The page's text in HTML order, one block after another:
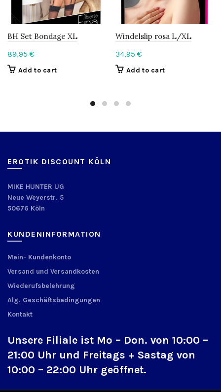
BH Set Bondage XL
89,95 €
Add to cart
Windelslip rosa L/XL
34,95 €
Add to cart
EROTIK DISCOUNT KÖLN
MIKE HUNTER UG
Neue Weyerstr. 5
50676 Köln
KUNDENINFORMATION
Mein- Kundenkonto
Versand und Versandkosten
Wiederufsbelehrung
Alg. Geschäftsbedingungen
Kontakt
Unsere Filiale ist Mo – Don. von 10:00 –
21:00 Uhr und Freitags + Sastag von
10:00 – 22:00 Uhr geöffnet.